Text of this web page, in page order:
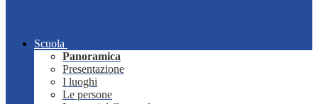
Scuola
Panoramica
Presentazione
I luoghi
Le persone